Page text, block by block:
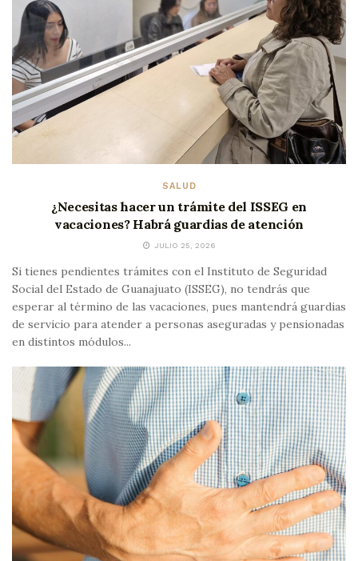
SALUD
¿Necesitas hacer un trámite del ISSEG en
vacaciones? Habrá guardias de atención
JULIO 25, 2026
Si tienes pendientes trámites con el Instituto de Seguridad
Social del Estado de Guanajuato (ISSEG), no tendrás que
esperar al término de las vacaciones, pues mantendrá guardias
de servicio para atender a personas aseguradas y pensionadas
en distintos módulos...